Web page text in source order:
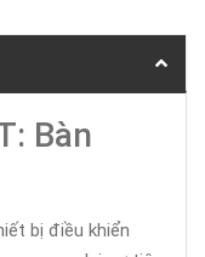
Bàn
bị điều khiển